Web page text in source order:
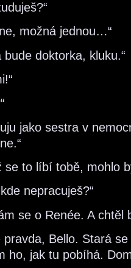
možná jednou…“
bude doktorka, kluku.“
jako sestra v
se to líbí tobě, mohlo
nepracuješ?“
se o Renée. A chtěl
pravda, Bello. Stará
ho, jak tu pobíhá.